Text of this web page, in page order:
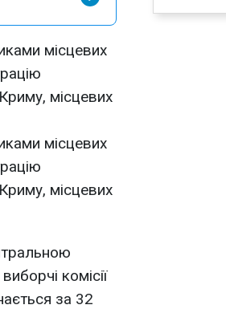
місцевих
місцевих
місцевих
місцевих
комісії
за 32